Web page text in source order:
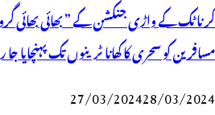
کرناٹک کے واڑی جنکشن کے ” بھائی بھائی
مسافرین کو سحری کا کھانا ٹرینوں تک پہنچایا
27/03/202428/03/2024